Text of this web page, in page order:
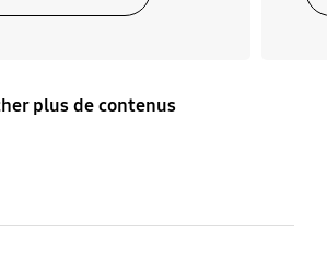
plus de contenus